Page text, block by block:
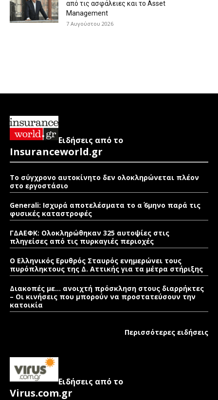
από τις ασφάλειες και το Asset
Management
7 Αυγούστου 2026
Ειδήσεις από το
Insuranceworld.gr
Το σύγχρονο αυτοκίνητο δεν ολοκληρώνεται πλέον
στο εργοστάσιο
Generali: Ισχυρά αποτελέσματα το α΄ 6μηνο παρά τις
φυσικές καταστροφές
ΓΔΑΕΦΚ: Ολοκληρώθηκαν 325 αυτοψίες στις
πληγείσες από τις πυρκαγιές περιοχές
Ο Ελληνικός Ερυθρός Σταυρός ενημερώνει τους
πυρόπληκτους της Δ. Αττικής για τα μέτρα στήριξης
Διακοπές με… ανοιχτή πρόσκληση στους διαρρήκτες
– Οι κινήσεις που μπορούν να προστατεύσουν την
κατοικία
Περισσότερες ειδήσεις
Ειδήσεις από το
Virus.com.gr